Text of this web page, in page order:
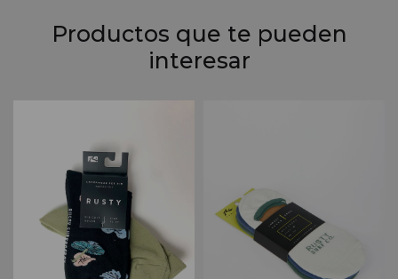
Productos que te pueden
interesar